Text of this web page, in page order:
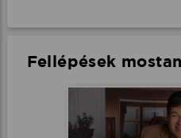
Fellépések